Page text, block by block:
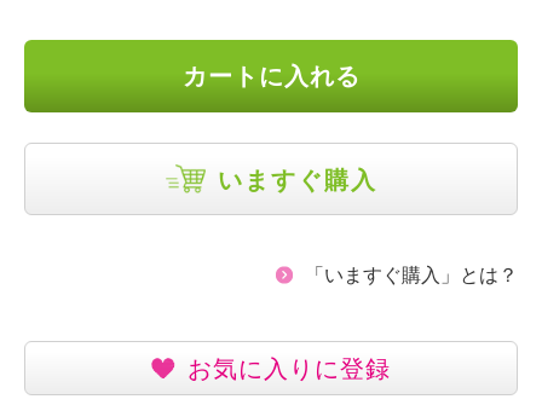
カートに入れる
いますぐ購入
「いますぐ購入」とは？
お気に入りに登録